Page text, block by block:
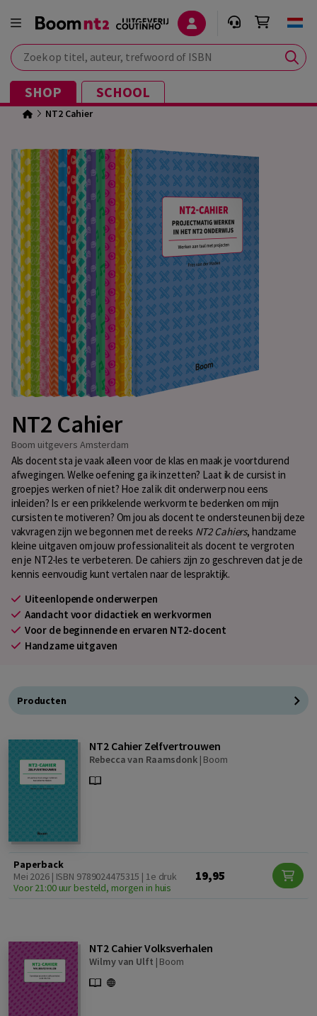
Zoek op titel, auteur, trefwoord of ISBN
SHOP SCHOOL
NT2 Cahier
NT2 Cahier
Boom uitgevers Amsterdam
Als docent sta je vaak alleen voor de klas en maak je voortdurend
afwegingen. Welke oefening ga ik inzetten? Laat ik de cursist in
groepjes werken of niet? Hoe zal ik dit onderwerp nou eens
inleiden? Is er een prikkelende werkvorm te bedenken om mijn
cursisten te motiveren? Om jou als docent te ondersteunen bij deze
vakvragen zijn we begonnen met de reeks NT2 Cahiers, handzame
kleine uitgaven om jouw professionaliteit als docent te vergroten
en je NT2-les te verbeteren. De cahiers zijn zo geschreven dat je de
kennis eenvoudig kunt vertalen naar de lespraktijk.
Uiteenlopende onderwerpen
Aandacht voor didactiek en werkvormen
Voor de beginnende en ervaren NT2-docent
Handzame uitgaven
Producten
NT2 Cahier Zelfvertrouwen
Rebecca van Raamsdonk| Boom
Paperback
Mei 2026 | ISBN 9789024475315 | 1e druk
Voor 21:00 uur besteld, morgen in huis
19,95
NT2 Cahier Volksverhalen
Wilmy van Ulft | Boom